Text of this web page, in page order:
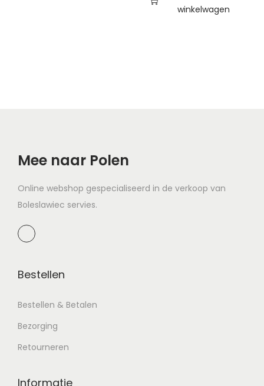
winkelwagen
Mee naar Polen
Online webshop gespecialiseerd in de verkoop van
Boleslawiec servies.
Bestellen
Bestellen & Betalen
Bezorging
Retourneren
Informatie